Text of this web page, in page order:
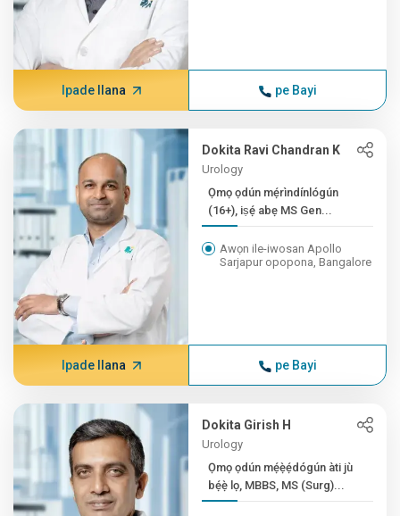
Ipade Ilana pe Bayi
Dokita Ravi Chandran K
Urology
Ọmọ ọdún mẹ́rìndínlógún
(16+), iṣẹ́ abẹ MS Gen...
Awọn ile-iwosan Apollo
Sarjapur opopona, Bangalore
Ipade Ilana pe Bayi
Dokita Girish H
Urology
Ọmọ ọdún mẹ́ẹ̀ẹ́dógún àti jù
bẹ́ẹ̀ lọ, MBBS, MS (Surg)...